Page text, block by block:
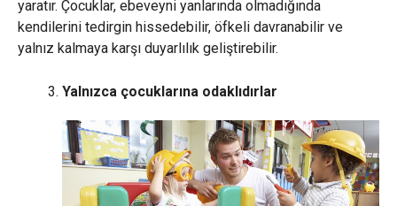
yaratır. Çocuklar, ebeveyni yanlarında olmadığında
kendilerini tedirgin hissedebilir, öfkeli davranabilir ve
yalnız kalmaya karşı duyarlılık geliştirebilir.
Yalnızca çocuklarına odaklıdırlar